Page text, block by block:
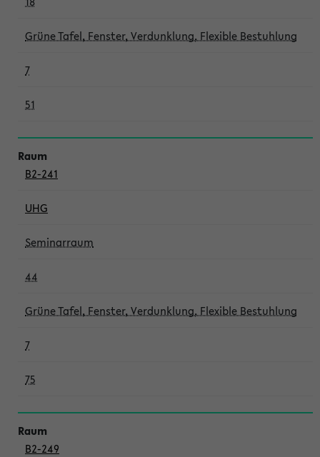
Grüne Tafel, Fenster, Verdunklung, Flexible Bestuhlung
7
51
B2-241
UHG
Seminarraum
44
Grüne Tafel, Fenster, Verdunklung, Flexible Bestuhlung
7
75
B2-249